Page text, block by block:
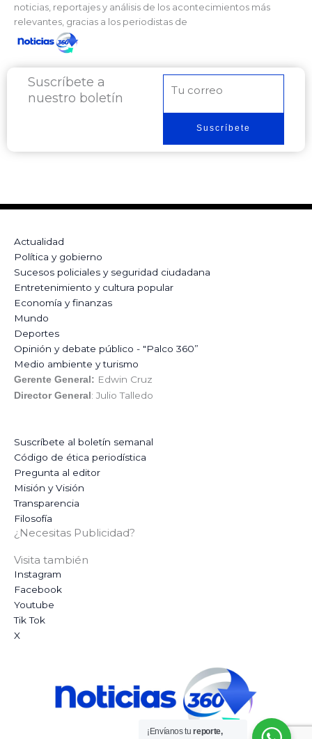
noticias, reportajes y análisis de los acontecimientos más
relevantes, gracias a los periodistas de
Suscríbete a
nuestro boletín
electrónico
Suscríbete
Actualidad
Política y gobierno
Sucesos policiales y seguridad ciudadana
Entretenimiento y cultura popular
Economía y finanzas
Mundo
Deportes
Opinión y debate público - "Palco 360”
Medio ambiente y turismo
Gerente General: Edwin Cruz
Director General : Julio Talledo
Suscríbete al boletín semanal
Código de ética periodística
Pregunta al editor
Misión y Visión
Transparencia
Filosofía
¿Necesitas Publicidad?
Visita también
Instagram
Facebook
Youtube
Tik Tok
X
¡Envíanos tureporte,